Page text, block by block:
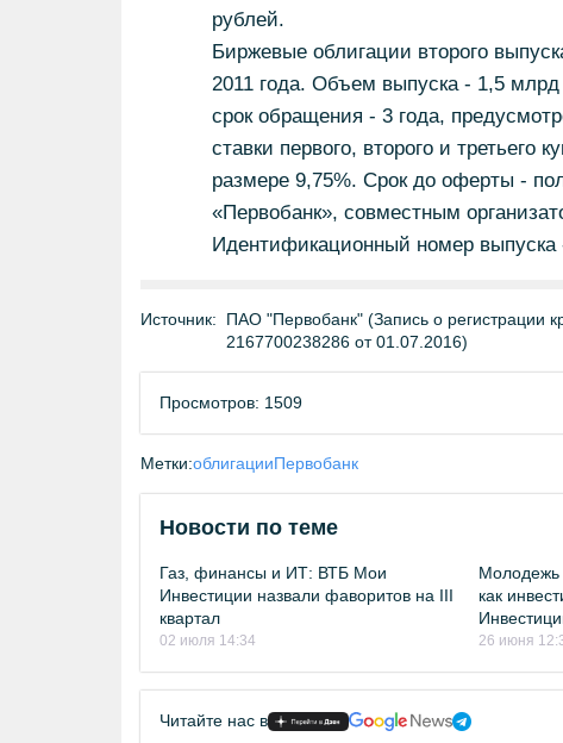
рублей.
Биржевые облигации второго
2011 года. Объем выпуска - 1,5
срок обращения - 3 года,
ставки первого, второго и третьего
размере 9,75%. Срок до оферты -
«Первобанк», совместным
Идентификационный номер выпуска
Источник:
ПАО "Первобанк" (Запись о регистрации
2167700238286 от 01.07.2016)
Просмотров: 1509
Метки:облигацииПервобанк
Новости по теме
Газ, финансы и ИТ: ВТБ Мои
Инвестиции назвали фаворитов на III
квартал
02 июля 14:34
Молодежь
как
26 июня
Читайте нас в